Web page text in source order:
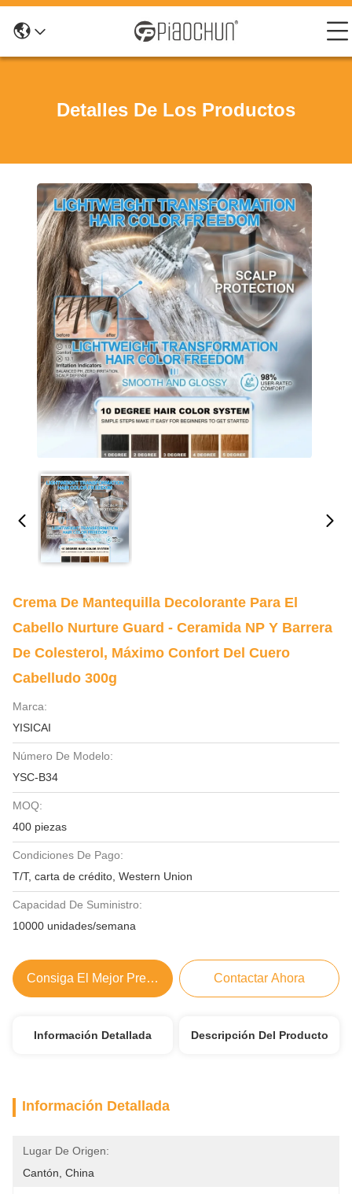
Detalles De Los Productos
Crema De Mantequilla Decolorante Para El
Cabello Nurture Guard - Ceramida NP Y Barrera
De Colesterol, Máximo Confort Del Cuero
Cabelludo 300g
Marca:
YISICAI
Número De Modelo:
YSC-B34
MOQ:
400 piezas
Condiciones De Pago:
T/T, carta de crédito, Western Union
Capacidad De Suministro:
10000 unidades/semana
Consiga El Mejor Precio Contactar Ahora
Información Detallada Descripción Del Producto
Información Detallada
Lugar De Origen:
Cantón, China